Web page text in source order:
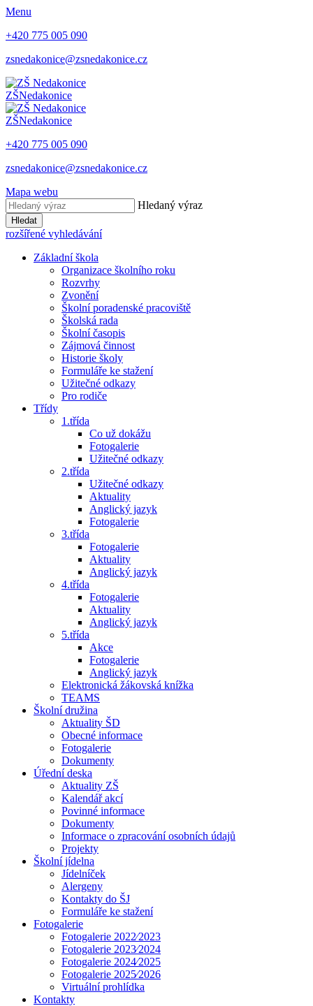
Menu
+420 775 005 090
zsnedakonice@zsnedakonice.cz
ZŠNedakonice
ZŠNedakonice
+420 775 005 090
zsnedakonice@zsnedakonice.cz
Mapa webu
Hledaný výraz
Hledat
rozšířené vyhledávání
Základní škola
Organizace školního roku
Rozvrhy
Zvonění
Školní poradenské pracoviště
Školská rada
Školní časopis
Zájmová činnost
Historie školy
Formuláře ke stažení
Užitečné odkazy
Pro rodiče
Třídy
1.třída
Co už dokážu
Fotogalerie
Užitečné odkazy
2.třída
Užitečné odkazy
Aktuality
Anglický jazyk
Fotogalerie
3.třída
Fotogalerie
Aktuality
Anglický jazyk
4.třída
Fotogalerie
Aktuality
Anglický jazyk
5.třída
Akce
Fotogalerie
Anglický jazyk
Elektronická žákovská knížka
TEAMS
Školní družina
Aktuality ŠD
Obecné informace
Fotogalerie
Dokumenty
Úřední deska
Aktuality ZŠ
Kalendář akcí
Povinné informace
Dokumenty
Informace o zpracování osobních údajů
Projekty
Školní jídelna
Jídelníček
Alergeny
Kontakty do ŠJ
Formuláře ke stažení
Fotogalerie
Fotogalerie 2022⁄2023
Fotogalerie 2023⁄2024
Fotogalerie 2024⁄2025
Fotogalerie 2025⁄2026
Virtuální prohlídka
Kontakty